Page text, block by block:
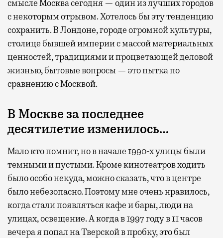
смысле Москва сегодня — один из лучших городов
с некоторым отрывом. Хотелось бы эту тенденцию
сохранить. В Лондоне, городе огромной культуры,
столице бывшей империи с массой материальных
ценностей, традициями и процветающей деловой
жизнью, бытовые вопросы — это пытка по
сравнению с Москвой.
В Москве за последнее
десятилетие изменилось…
Мало кто помнит, но в начале 1990-х улицы были
темными и пустыми. Кроме кинотеатров ходить
было особо некуда, можно сказать, что в центре
было небезопасно. Поэтому мне очень нравилось,
когда стали появляться кафе и бары, люди на
улицах, освещение. А когда в 1997 году в 11 часов
вечера я попал на Тверской в пробку, это был